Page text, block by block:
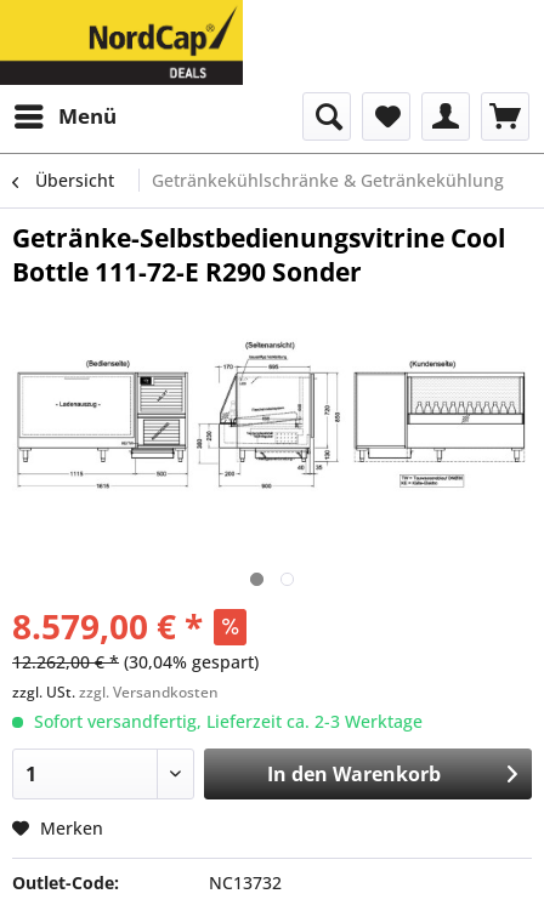
Menü
Übersicht Getränkekühlschränke & Getränkekühlung
Getränke-Selbstbedienungsvitrine Cool
Bottle 111-72-E R290 Sonder
8.579,00 € *
12.262,00 € * (30,04% gespart)
zzgl. USt.zzgl. Versandkosten
Sofort versandfertig, Lieferzeit ca. 2-3 Werktage
In denWarenkorb
Merken
Outlet-Code:
NC13732